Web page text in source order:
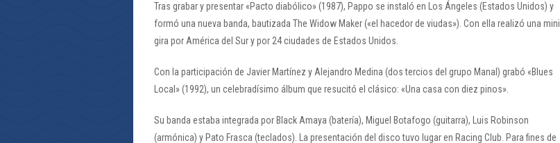
Tras grabar y presentar «Pacto diabólico» (1987), Pappo se instaló en Los Ángeles (Estados Unidos) y
formó una nueva banda, bautizada The Widow Maker («el hacedor de viudas»). Con ella realizó una mini
gira por América del Sur y por 24 ciudades de Estados Unidos.
Con la participación de Javier Martínez y Alejandro Medina (dos tercios del grupo Manal) grabó «Blues
Local» (1992), un celebradísimo álbum que resucitó el clásico: «Una casa con diez pinos».
Su banda estaba integrada por Black Amaya (batería), Miguel Botafogo (guitarra), Luis Robinson
(armónica) y Pato Frasca (teclados). La presentación del disco tuvo lugar en Racing Club. Para fines de